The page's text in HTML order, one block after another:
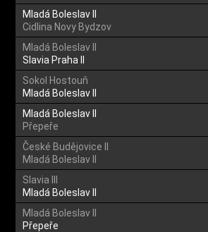
Mladá Boleslav II
Cidlina Novy Bydzov
Mladá Boleslav II
Slavia Praha II
Sokol Hostouň
Mladá Boleslav II
Mladá Boleslav II
Přepeře
České Budějovice II
Mladá Boleslav II
Slavia III
Mladá Boleslav II
Mladá Boleslav II
Přepeře